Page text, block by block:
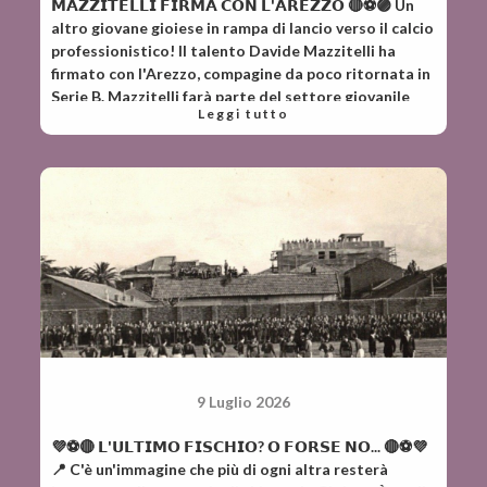
calcio gioiese ripartirà dunque dai gradini più bassi,
con l'auspicio (da parte di chi scrive) che ci possa
essere in futuro un'unione d'intenti che possa dare
forza, visione ed ambizione, naturalmente a patto
che le istituzioni collaborino mettendo a norma le
strutture sportive della Città.
𝗠𝗔𝗭𝗭𝗜𝗧𝗘𝗟𝗟𝗜 𝗙𝗜𝗥𝗠𝗔 𝗖𝗢𝗡 𝗟'𝗔𝗥𝗘𝗭𝗭𝗢 🔴⚽️🟣 Un
altro giovane gioiese in rampa di lancio verso il calcio
professionistico! Il talento Davide Mazzitelli ha
firmato con l'Arezzo, compagine da poco ritornata in
Serie B. Mazzitelli farà parte del settore giovanile
amaranto e chissà che a seguirlo potrebbero esserci
tangibile che a livello giovanile si stava costruendo
qualcosa d'importante e che il materiale umano a
disposizione nel nostro territorio è di grandissmo
valore. Peccato che la quasi certa scomparsa della
Polisportiva Gioiese cancelli tutto il lavoro svolto
con grande passione e sacrificio.
Leggi tutto
9 Luglio 2026
💜⚽️🔴 𝗟'𝗨𝗟𝗧𝗜𝗠𝗢 𝗙𝗜𝗦𝗖𝗛𝗜𝗢? 𝗢 𝗙𝗢𝗥𝗦𝗘 𝗡𝗢... 🔴⚽️💜
📍 C'è un'immagine che più di ogni altra resterà